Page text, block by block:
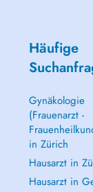
Häufige
Gynäkologie
(Frauenarzt -
in Zürich
Hausarzt in
Hausarzt in